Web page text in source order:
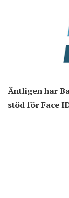
Äntligen har
stöd för Face